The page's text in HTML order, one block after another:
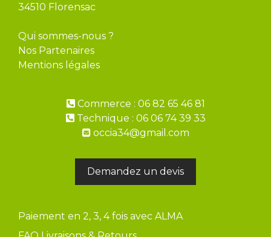
34510 Florensac
Qui sommes-nous ?
Nos Partenaires
Mentions légales
Commerce : 06 82 65 46 81
Technique : 06 06 74 39 33
occia34@gmail.com
Demandez un devis
Paiement en 2, 3, 4 fois avec ALMA